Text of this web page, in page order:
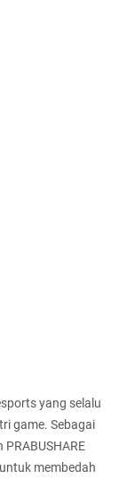
yang selalu
game. Sebagai
membedah